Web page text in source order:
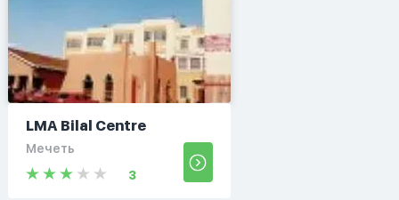
LMA Bilal Centre
Мечеть
3